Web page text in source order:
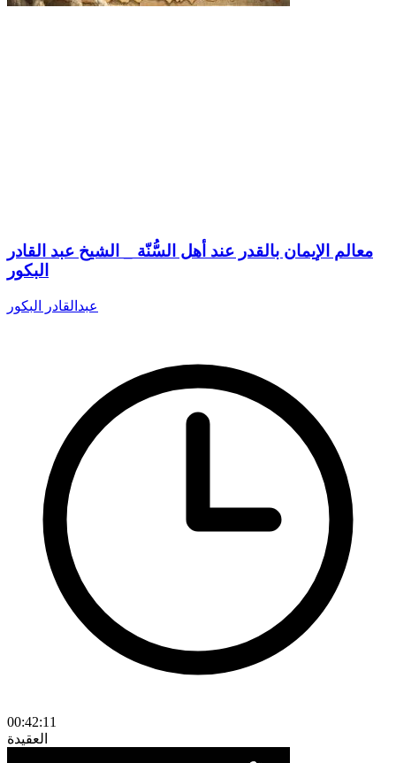
معالم الإيمان بالقدر عند أهل السُّنّة _ الشيخ عبد القادر
البكور
عبدالقادر البكور
00:42:11
العقيدة